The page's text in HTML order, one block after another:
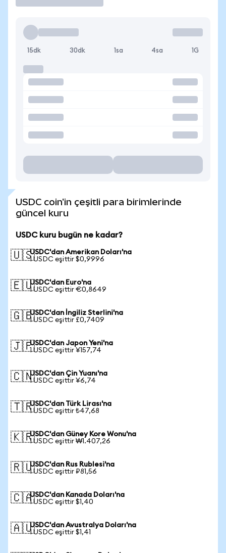
15dk 30dk 1sa 4sa 1G
USDC coin'in çeşitli para birimlerinde
güncel kuru
USDC kuru bugün ne kadar?
🇺🇸USDC'dan Amerikan Doları'na
1 USDC eşittir $0,9996
🇪🇺USDC'dan Euro'na
1 USDC eşittir €0,8649
🇬🇧USDC'dan İngiliz Sterlini'na
1 USDC eşittir £0,7409
🇯🇵USDC'dan Japon Yeni'na
1 USDC eşittir ¥157,74
🇨🇳USDC'dan Çin Yuanı'na
1 USDC eşittir ¥6,74
🇹🇷USDC'dan Türk Lirası'na
1 USDC eşittir ₺47,68
🇰🇷USDC'dan Güney Kore Wonu'na
1 USDC eşittir ₩1.407,26
🇷🇺USDC'dan Rus Rublesi'na
1 USDC eşittir ₽81,56
🇨🇦USDC'dan Kanada Doları'na
1 USDC eşittir $1,40
🇦🇺USDC'dan Avustralya Doları'na
1 USDC eşittir $1,41